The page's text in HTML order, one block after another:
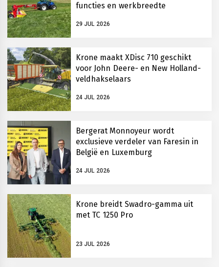
functies en werkbreedte
29 JUL 2026
Krone maakt XDisc 710 geschikt
voor John Deere- en New Holland-
veldhakselaars
24 JUL 2026
Bergerat Monnoyeur wordt
exclusieve verdeler van Faresin in
België en Luxemburg
24 JUL 2026
Krone breidt Swadro-gamma uit
met TC 1250 Pro
23 JUL 2026